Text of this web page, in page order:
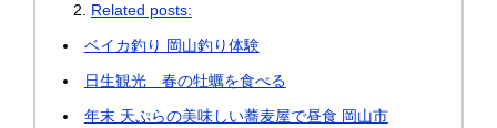
Related posts:
ベイカ釣り 岡山釣り体験
日生観光 春の牡蠣を食べる
年末 天ぷらの美味しい蕎麦屋で昼食 岡山市